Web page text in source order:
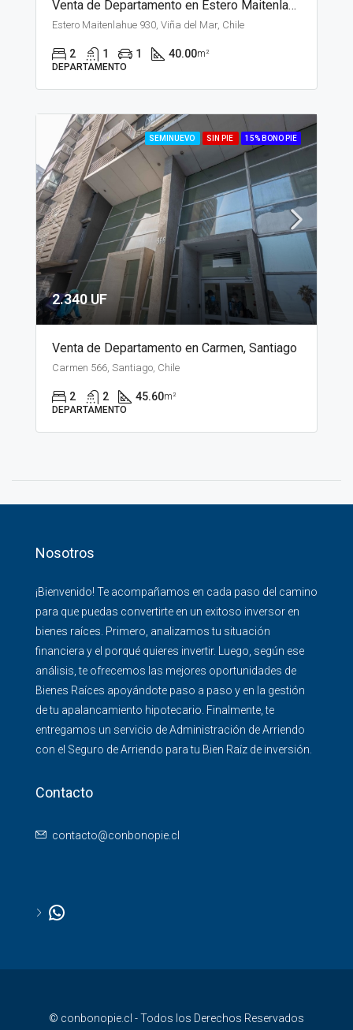
Venta de Departamento en Estero Maitenlahue, Santiago
Estero Maitenlahue 930, Viña del Mar, Chile
2 1 1 40.00m²
DEPARTAMENTO
SEMINUEVO SIN PIE 15% BONO PIE
2.340 UF
Venta de Departamento en Carmen, Santiago
Carmen 566, Santiago, Chile
2 2 45.60m²
DEPARTAMENTO
Nosotros
¡Bienvenido! Te acompañamos en cada paso del camino
para que puedas convertirte en un exitoso inversor en
bienes raíces. Primero, analizamos tu situación
financiera y el porqué quieres invertir. Luego, según ese
análisis, te ofrecemos las mejores oportunidades de
Bienes Raíces apoyándote paso a paso y en la gestión
de tu apalancamiento hipotecario. Finalmente, te
entregamos un servicio de Administración de Arriendo
con el Seguro de Arriendo para tu Bien Raíz de inversión.
Contacto
contacto@conbonopie.cl
© conbonopie.cl - Todos los Derechos Reservados